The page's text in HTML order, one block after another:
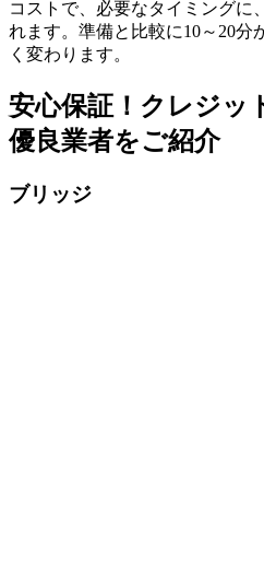
コストで、必要なタイミングに
れます。準備と比較に10～20分
く変わります。
安心保証！クレジッ
優良業者をご紹介
ブリッジ